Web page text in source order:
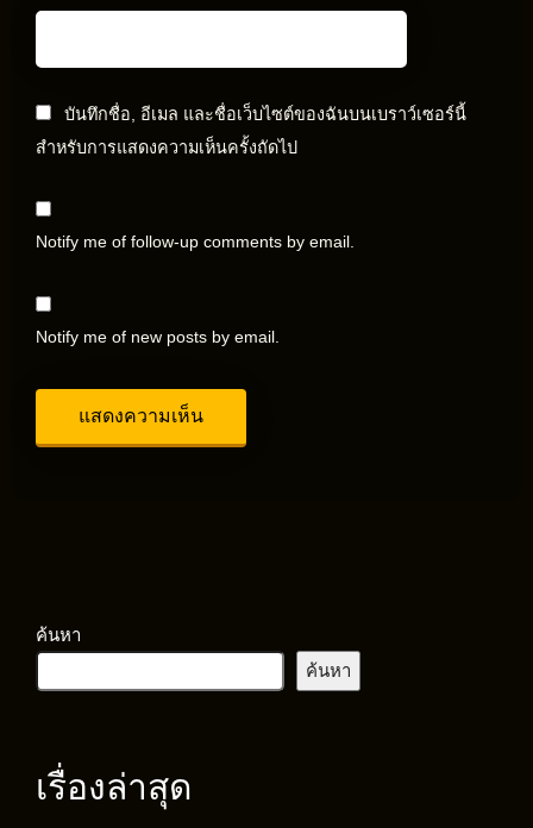
บันทึกชื่อ, อีเมล และชื่อเว็บไซต์ของฉันบนเบราว์เซอร์นี้
สำหรับการแสดงความเห็นครั้งถัดไป
Notify me of follow-up comments by email.
Notify me of new posts by email.
ค้นหา
ค้นหา
เรื่องล่าสุด